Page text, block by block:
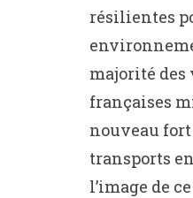
résilientes
majorité
françaises
nouveau
transports
l’image de